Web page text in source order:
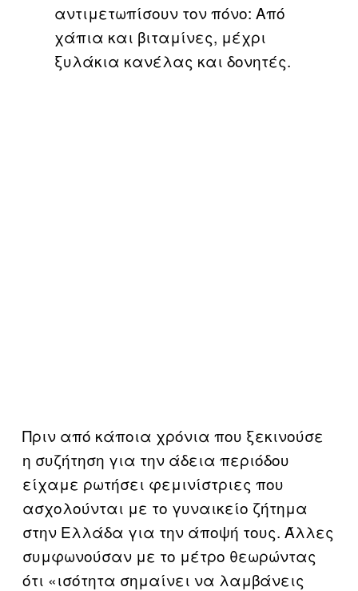
αντιμετωπίσουν τον πόνο: Από
χάπια και βιταμίνες, μέχρι
ξυλάκια κανέλας και δονητές.
Πριν από κάποια χρόνια που ξεκινούσε
η συζήτηση για την άδεια περιόδου
είχαμε ρωτήσει φεμινίστριες που
ασχολούνται με το γυναικείο ζήτημα
στην Ελλάδα για την άποψή τους. Άλλες
συμφωνούσαν με το μέτρο θεωρώντας
ότι «ισότητα σημαίνει να λαμβάνεις